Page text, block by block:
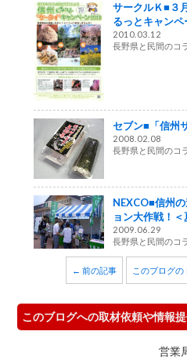
サークルＫ■３
るっとキャンペ
2010.03.12
長野県と民間のコ
セブン■「信州
2008.02.08
長野県と民間のコ
NEXCO■信州
ョン大作戦！＜
2009.06.29
長野県と民間のコ
← 前の記事 このブログの
このブログへの取材依頼や情報
営業